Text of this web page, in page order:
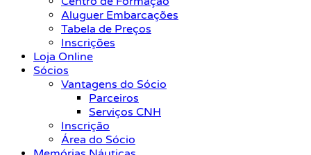
Aluguer Embarcações
Tabela de Preços
Inscrições
Loja Online
Sócios
Vantagens do Sócio
Parceiros
Serviços CNH
Inscrição
Área do Sócio